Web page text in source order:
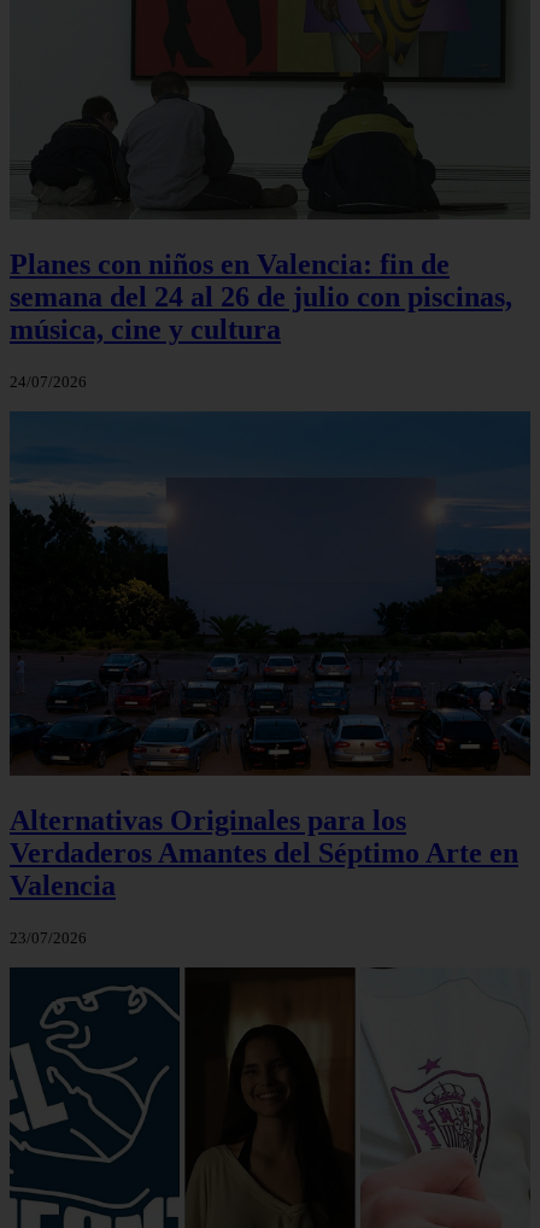
Planes con niños en Valencia: fin de
semana del 24 al 26 de julio con piscinas,
música, cine y cultura
24/07/2026
Alternativas Originales para los
Verdaderos Amantes del Séptimo Arte en
Valencia
23/07/2026